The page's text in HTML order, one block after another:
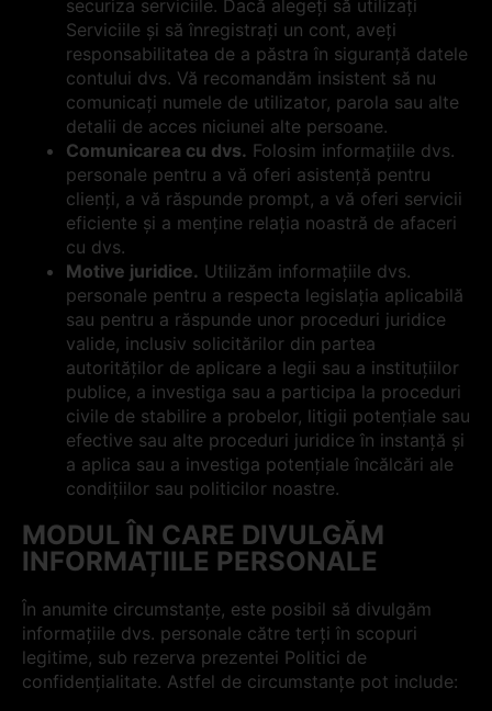
securiza serviciile. Dacă alegeți să utilizați
Serviciile și să înregistrați un cont, aveți
responsabilitatea de a păstra în siguranță datele
contului dvs. Vă recomandăm insistent să nu
comunicați numele de utilizator, parola sau alte
detalii de acces niciunei alte persoane.
Comunicarea cu dvs. Folosim informațiile dvs.
personale pentru a vă oferi asistență pentru
clienți, a vă răspunde prompt, a vă oferi servicii
eficiente și a menține relația noastră de afaceri
cu dvs.
Motive juridice. Utilizăm informațiile dvs.
personale pentru a respecta legislația aplicabilă
sau pentru a răspunde unor proceduri juridice
valide, inclusiv solicitărilor din partea
autorităților de aplicare a legii sau a instituțiilor
publice, a investiga sau a participa la proceduri
civile de stabilire a probelor, litigii potențiale sau
efective sau alte proceduri juridice în instanță și
a aplica sau a investiga potențiale încălcări ale
condițiilor sau politicilor noastre.
MODUL ÎN CARE DIVULGĂM
INFORMAȚIILE PERSONALE
În anumite circumstanțe, este posibil să divulgăm
informațiile dvs. personale către terți în scopuri
legitime, sub rezerva prezentei Politici de
confidențialitate. Astfel de circumstanțe pot include: